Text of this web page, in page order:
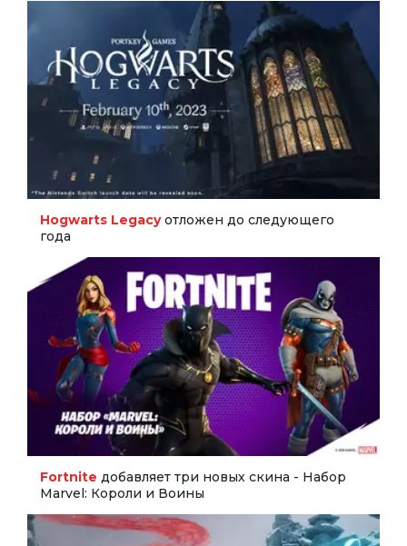
Hogwarts Legacyотложен до следующего
года
Fortnite добавляет три новых скина - Набор
Marvel: Короли и Воины